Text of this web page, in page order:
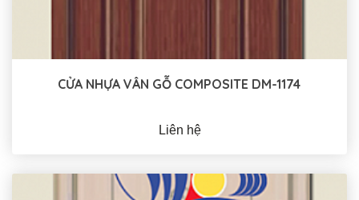
CỬA NHỰA VÂN GỖ COMPOSITE DM-1174
Liên hệ